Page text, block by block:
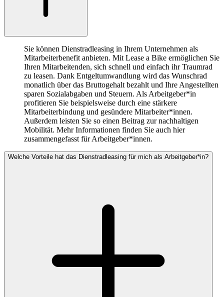
Sie können Dienstradleasing in Ihrem Unternehmen als
Mitarbeiterbenefit anbieten. Mit Lease a Bike ermöglichen Sie
Ihren Mitarbeitenden, sich schnell und einfach ihr Traumrad
zu leasen. Dank Entgeltumwandlung wird das Wunschrad
monatlich über das Bruttogehalt bezahlt und Ihre Angestellten
sparen Sozialabgaben und Steuern. Als Arbeitgeber*in
profitieren Sie beispielsweise durch eine stärkere
Mitarbeiterbindung und gesündere Mitarbeiter*innen.
Außerdem leisten Sie so einen Beitrag zur nachhaltigen
Mobilität. Mehr Informationen finden Sie auch hier
zusammengefasst für Arbeitgeber*innen.
Welche Vorteile hat das Dienstradleasing für mich als Arbeitgeber*in?